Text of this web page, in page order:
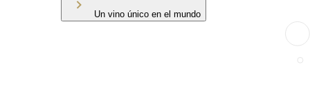
Un vino único en el mundo